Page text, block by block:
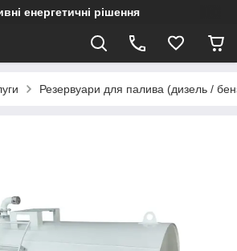
енергетичні рішення
Резервуари для палива (дизель /